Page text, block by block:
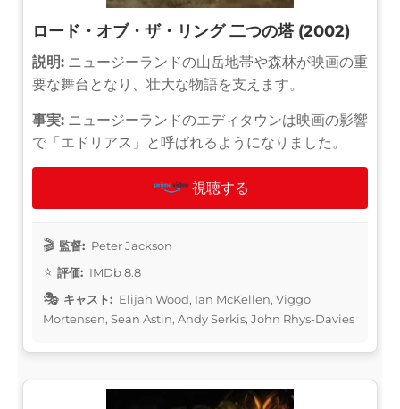
ロード・オブ・ザ・リング 二つの塔 (2002)
説明: ニュージーランドの山岳地帯や森林が映画の重
要な舞台となり、壮大な物語を支えます。
事実: ニュージーランドのエディタウンは映画の影響
で「エドリアス」と呼ばれるようになりました。
視聴する
監督: Peter Jackson
評価: IMDb 8.8
キャスト: Elijah Wood, Ian McKellen, Viggo
Mortensen, Sean Astin, Andy Serkis, John Rhys-Davies